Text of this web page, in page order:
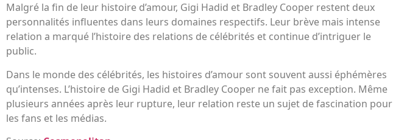
Malgré la fin de leur histoire d’amour, Gigi Hadid et Bradley Cooper restent deux
personnalités influentes dans leurs domaines respectifs. Leur brève mais intense
relation a marqué l’histoire des relations de célébrités et continue d’intriguer le
public.
Dans le monde des célébrités, les histoires d’amour sont souvent aussi éphémères
qu’intenses. L’histoire de Gigi Hadid et Bradley Cooper ne fait pas exception. Même
plusieurs années après leur rupture, leur relation reste un sujet de fascination pour
les fans et les médias.